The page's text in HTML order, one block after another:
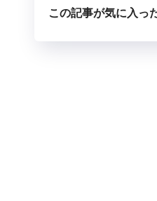
この記事が気に入っ